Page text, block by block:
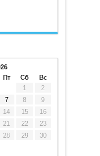
Пт Сб
Вс
1
2
7 8
9
14 15
16
21 22
23
28 29
30